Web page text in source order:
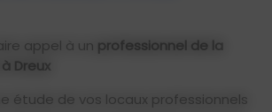
appel à un professionnel de la
Dreux
étude de vos locaux professionnels